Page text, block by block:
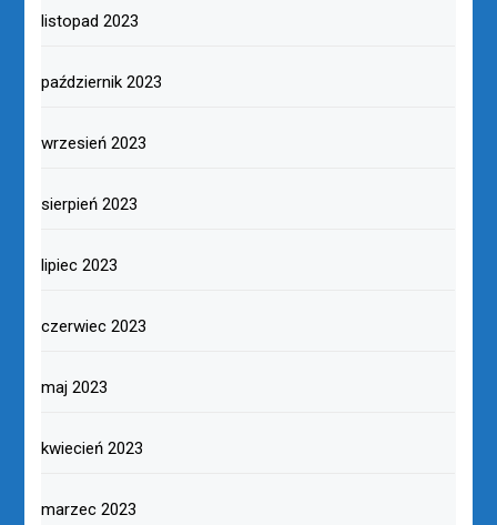
listopad 2023
październik 2023
wrzesień 2023
sierpień 2023
lipiec 2023
czerwiec 2023
maj 2023
kwiecień 2023
marzec 2023